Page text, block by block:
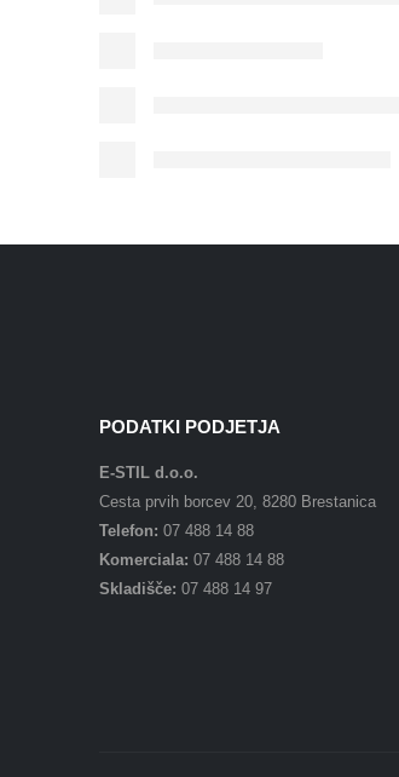
PODATKI PODJETJA
E-STIL d.o.o.
Cesta prvih borcev 20, 8280 Brestanica
Telefon: 07 488 14 88
Komerciala: 07 488 14 88
Skladišče: 07 488 14 97